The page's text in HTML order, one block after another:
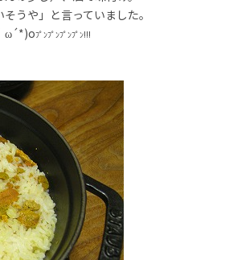
うや」と言っていました。
ω´*)oﾌﾟﾝﾌﾟﾝﾌﾟﾝﾌﾟﾝ!!!